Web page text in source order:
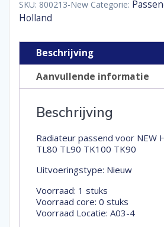
TK
175S5169275
S5169275
51692750
S5169271
aantal
SKU: 800213-New Categorie:
Holland
Beschrijving
Aanvullende informatie
Beschrijving
Radiateur passend voor NEW
TL80 TL90 TK100 TK90
Uitvoeringstype: Nieuw
Voorraad: 1 stuks
Voorraad core: 0 stuks
Voorraad Locatie: A03-4